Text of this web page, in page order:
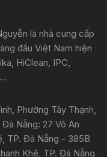
là nhà cung cấp
đầu Việt Nam hiện
HiClean, IPC,
Phường Tây Thạnh,
Nẵng: 27 Võ An
TP. Đà Nẵng - 385B
Khê, TP. Đà Nẵng